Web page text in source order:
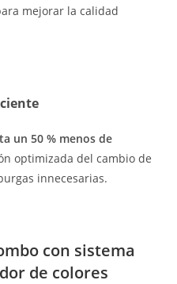
mejorar la calidad
un 50 % menos de
optimizada del cambio de
innecesarias.
con sistema
de colores